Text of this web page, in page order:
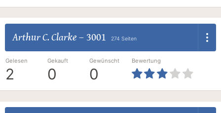
Arthur C. Clarke– 3001 274 Seiten
Gelesen
2
Gekauft
0
Gewünscht
0
Bewertung